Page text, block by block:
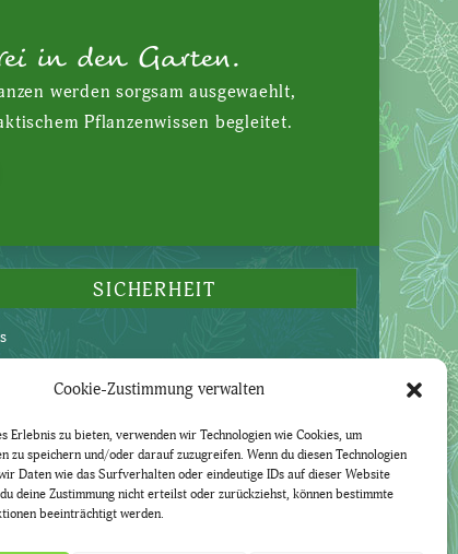
Cookie-Zustimmung verwalten
Erlebnis zu bieten, verwenden wir Technologien wie Cookies, um
zu speichern und/oder darauf zuzugreifen. Wenn du diesen Technologien
Daten wie das Surfverhalten oder eindeutige IDs auf dieser Website
deine Zustimmung nicht erteilst oder zurückziehst, können bestimmte
beeinträchtigt werden.
in den Garten.
werden sorgsam ausgewaehlt,
Pflanzenwissen begleitet.
SICHERHEIT